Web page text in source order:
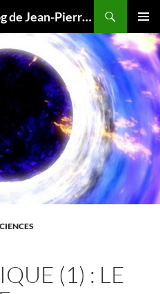
LUMINESCIENCES : le blog de Jean-Pierre LUMINET, astrophysicien
MENU
(1) : LE